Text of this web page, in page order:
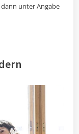
dann unter Angabe